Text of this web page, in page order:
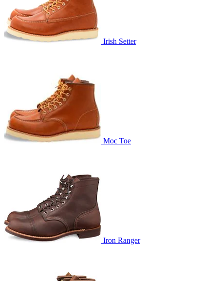
Irish Setter
Moc Toe
Iron Ranger